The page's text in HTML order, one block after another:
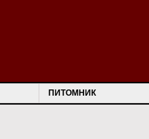
ПИТОМНИК